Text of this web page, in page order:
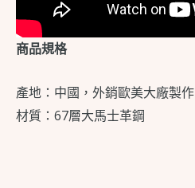
商品規格
產地：中國，外銷歐美大廠製作
材質：67層大馬士革鋼